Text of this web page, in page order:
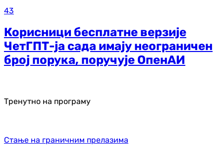
43
Корисници бесплатне верзије
ЧетГПТ-ја сада имају неограничен
број порука, поручује ОпенАИ
Тренутно на програму
Стање на граничним прелазима